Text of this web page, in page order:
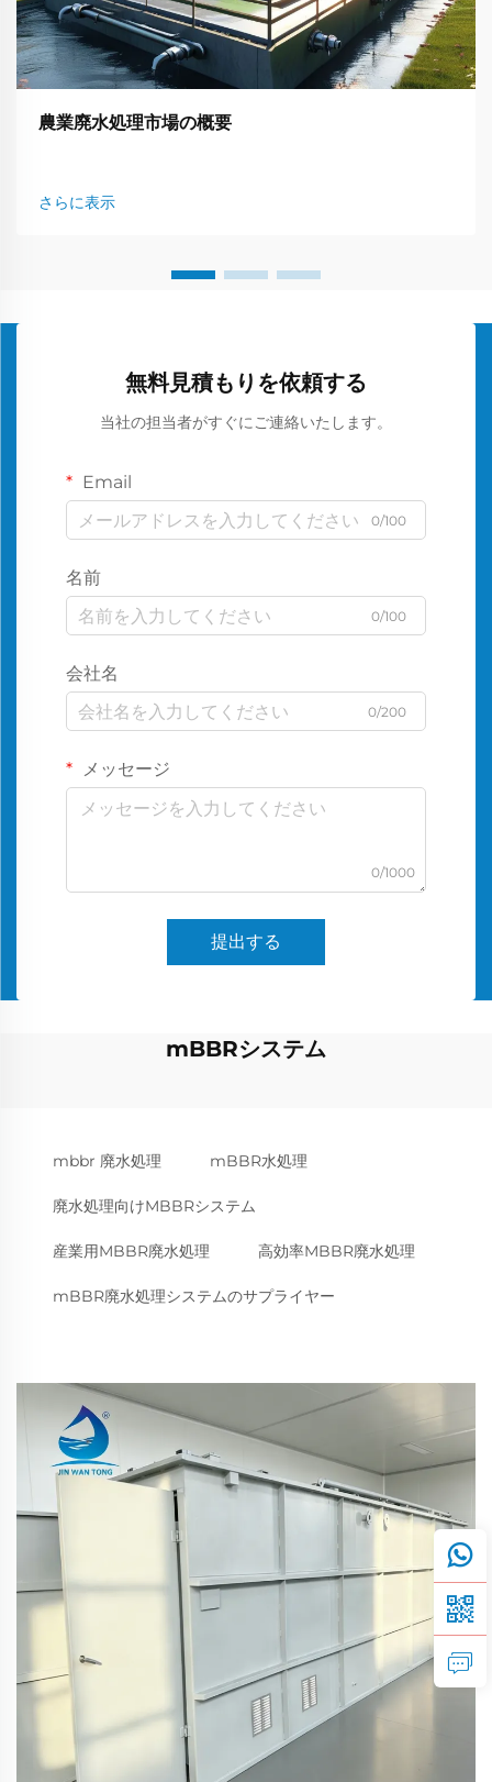
農業廃水処理市場の概要
さらに表示
無料見積もりを依頼する
当社の担当者がすぐにご連絡いたします。
Email
0/100
名前
0/100
会社名
0/200
メッセージ
0/1000
提出する
mBBRシステム
mbbr 廃水処理 mBBR水処理
廃水処理向けMBBRシステム
産業用MBBR廃水処理 高効率MBBR廃水処理
mBBR廃水処理システムのサプライヤー